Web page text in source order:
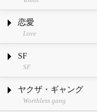
恋愛
Love
SF
SF
ヤクザ・ギャング
Worthless gang